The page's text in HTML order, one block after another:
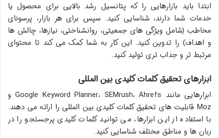
ابتدا باید بازارهایی را که پتانسیل رشد بالایی برای محصول یا
خدمات شما دارند، شناسایی کنید. سپس برای هر بازار، پرسونای
مخاطب (شامل ویژگی های جمعیتی، روانشناختی، نیازها، چالش ها
و اهداف) را تدوین کنید. این کار به شما کمک می کند تا محتوای
مرتبط تر و جذاب تری تولید کنید.
ابزارهای تحقیق کلمات کلیدی بین المللی
ابزارهایی مانند Google Keyword Planner، SEMrush، Ahrefs و
Moz قابلیت های تحقیق کلمات کلیدی بین المللی را ارائه می دهند.
با استفاده از این ابزارها، می توانید کلمات کلیدی پرجستجو را در
زبان ها و مناطق مختلف شناسایی کنید.